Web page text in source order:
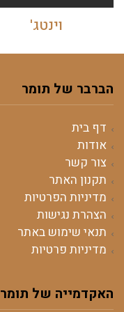
וינטג'
הברבר של תומר
דף בית
אודות
צור קשר
תקנון האתר
מדיניות הפרטיות
הצהרת נגישות
תנאי שימוש באתר
מדיניות פרטיות
האקדמייה של תומר